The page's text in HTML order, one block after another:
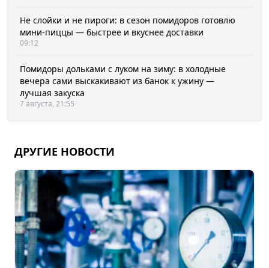
Не слойки и не пироги: в сезон помидоров готовлю
мини-пиццы — быстрее и вкуснее доставки
09:12
Помидоры дольками с луком на зиму: в холодные
вечера сами выскакивают из банок к ужину —
лучшая закуска
7 августа, 21:55
ДРУГИЕ НОВОСТИ